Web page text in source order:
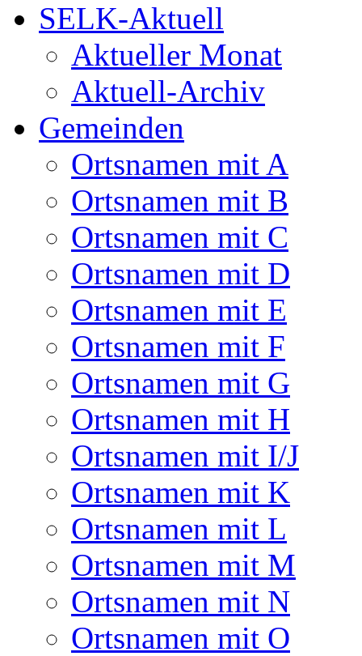
SELK-Aktuell
Aktueller Monat
Aktuell-Archiv
Gemeinden
Ortsnamen mit A
Ortsnamen mit B
Ortsnamen mit C
Ortsnamen mit D
Ortsnamen mit E
Ortsnamen mit F
Ortsnamen mit G
Ortsnamen mit H
Ortsnamen mit I/J
Ortsnamen mit K
Ortsnamen mit L
Ortsnamen mit M
Ortsnamen mit N
Ortsnamen mit O